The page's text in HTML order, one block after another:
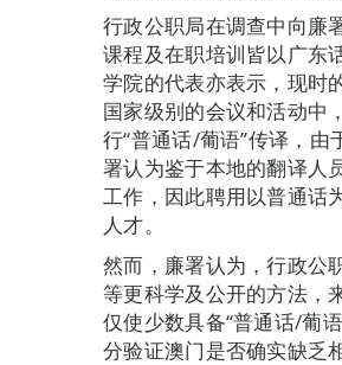
行政公职局在调查中向廉
课程及在职培训皆以广东
学院的代表亦表示，现时
国家级别的会议和活动中
行“普通话/葡语”传译，
署认为鉴于本地的翻译人
工作，因此聘用以普通话
人才。
然而，廉署认为，行政公
等更科学及公开的方法，
仅使少数具备“普通话/葡
分验证澳门是否确实缺乏